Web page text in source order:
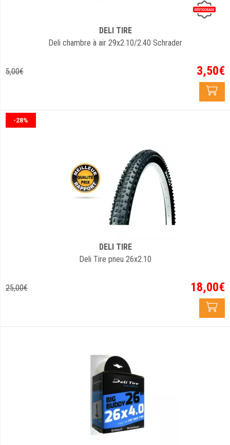
DELI TIRE
Deli chambre à air 29x2.10/2.40 Schrader
5,00€ 3,50€
-28%
DELI TIRE
Deli Tire pneu 26x2.10
25,00€ 18,00€